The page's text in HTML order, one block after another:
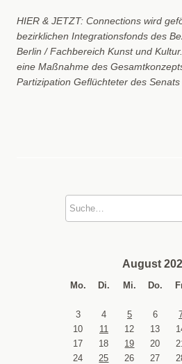
HIER & JETZT: Connections wird
bezirklichen Integrationsfonds des
Berlin / Fachbereich Kunst und
eine Maßnahme des
Partizipation Geflüchteter des Senats
August
Mo. Di. Mi. Do.
3
4 5 6
10
11 12 13
17
18 19 20
24
25 26 27